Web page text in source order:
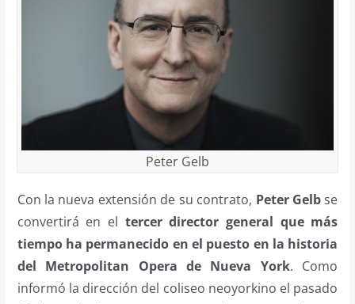
Peter Gelb
Con la nueva extensión de su contrato, Peter Gelbse
convertirá en el tercer director general que más
tiempo ha permanecido en el puesto en la historia
del Metropolitan Opera de Nueva York. Como
informó la dirección del coliseo neoyorkino el pasado